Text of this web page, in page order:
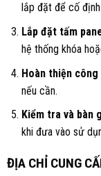
lắp đặt để cố
Lắp đặt tấm
hệ thống khóa
Hoàn thiện
nếu cần.
Kiểm tra và bàn
khi đưa vào sử
ĐỊA CHỈ CUNG